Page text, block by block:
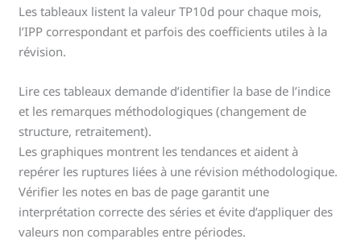
Les tableaux listent la valeur TP10d pour chaque mois,
l’IPP correspondant et parfois des coefficients utiles à la
révision.
Lire ces tableaux demande d’identifier la base de l’indice
et les remarques méthodologiques (changement de
structure, retraitement).
Les graphiques montrent les tendances et aident à
repérer les ruptures liées à une révision méthodologique.
Vérifier les notes en bas de page garantit une
interprétation correcte des séries et évite d’appliquer des
valeurs non comparables entre périodes.